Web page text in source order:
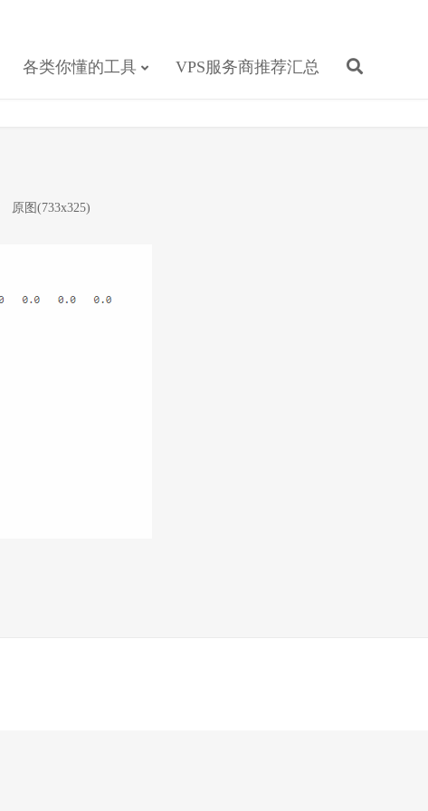
各类你懂的工具 VPS服务商推荐汇总
原图(733x325)